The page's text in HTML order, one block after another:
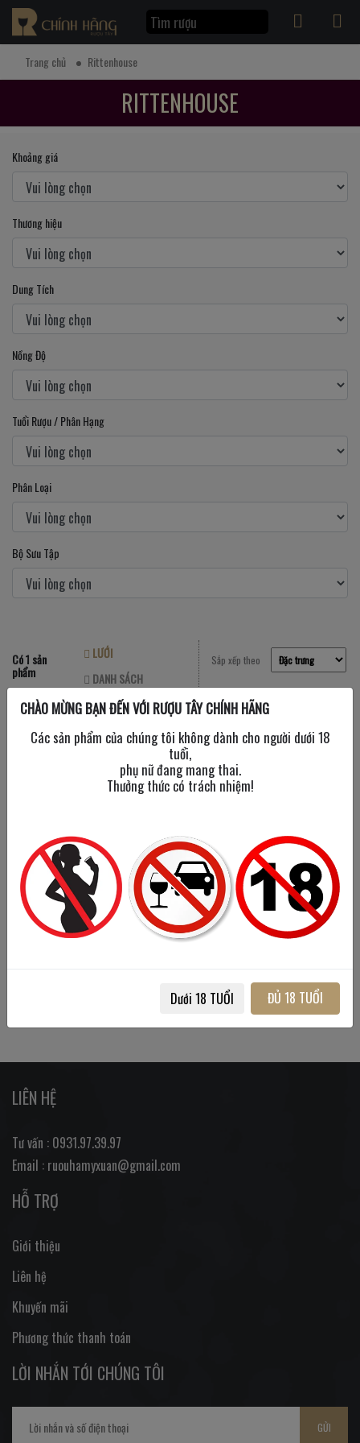
Trang chủ Rittenhouse
RITTENHOUSE
Khoảng giá
Thương hiệu
Dung Tích
Nồng Độ
Tuổi Rượu / Phân Hạng
Phân Loại
Bộ Sưu Tập
Có 1 sản
phẩm
LƯỚI
DANH SÁCH
Sắp xếp theo
Rittenhouse Staight Rye
Whiskey
750 ml 50%
LIÊN HỆ
Tư vấn : 0931.97.39.97
Email : ruouhamyxuan@gmail.com
HỖ TRỢ
Giới thiệu
Liên hệ
Khuyến mãi
Phương thức thanh toán
LỜI NHẮN TỚI CHÚNG TÔI
GỬI
CHÀO MỪNG BẠN ĐẾN VỚI RƯỢU TÂY CHÍNH HÃNG
Các sản phẩm của chúng tôi không dành cho người dưới 18
tuổi,
phụ nữ đang mang thai.
Thưởng thức có trách nhiệm!
Dưới 18 TUỔI ĐỦ 18 TUỔI